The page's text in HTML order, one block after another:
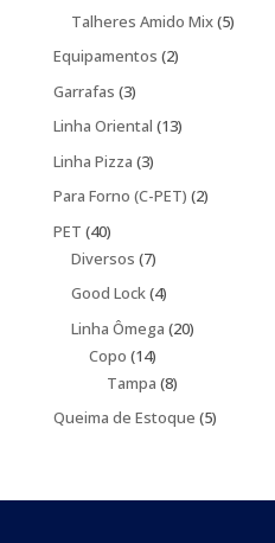
produtos
Talheres Amido Mix 55
Equipamentos 22
Garrafas 33
produtos
Linha Oriental 1313
Linha Pizza 33
produtos
Para Forno (C-PET) 22
PET 4040
produtos
Diversos 77
produtos
Good Lock 44
produtos
Linha Ômega 2020
Copo 1414
produtos
Tampa 88
produtos
Queima de Estoque 55